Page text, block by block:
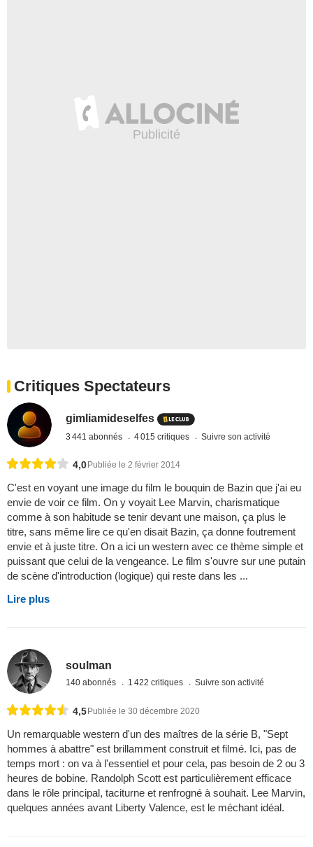
Critiques Spectateurs
gimliamideselfes
3 441 abonnés 4 015 critiques Suivre son activité
4,0 Publiée le 2 février 2014
C'est en voyant une image du film le bouquin de Bazin que j'ai eu
envie de voir ce film. On y voyait Lee Marvin, charismatique
comme à son habitude se tenir devant une maison, ça plus le
titre, sans même lire ce qu'en disait Bazin, ça donne foutrement
envie et à juste titre. On a ici un western avec ce thème simple et
puissant que celui de la vengeance. Le film s'ouvre sur une putain
de scène d'introduction (logique) qui reste dans les ...
Lire plus
soulman
140 abonnés 1 422 critiques Suivre son activité
4,5 Publiée le 30 décembre 2020
Un remarquable western d'un des maîtres de la série B, "Sept
hommes à abattre" est brillamment construit et filmé. Ici, pas de
temps mort : on va à l'essentiel et pour cela, pas besoin de 2 ou 3
heures de bobine. Randolph Scott est particulièrement efficace
dans le rôle principal, taciturne et renfrogné à souhait. Lee Marvin,
quelques années avant Liberty Valence, est le méchant idéal.